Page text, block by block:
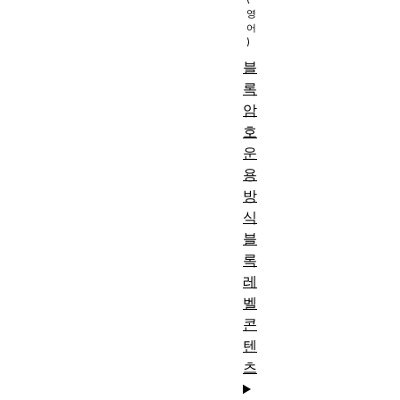
블
록
암
호
운
용
방
식
블
록
레
벨
콘
텐
츠